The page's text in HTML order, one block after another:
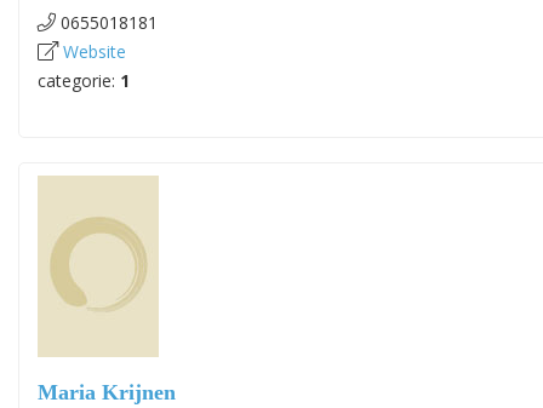
0655018181
Website
categorie: 1
Maria Krijnen